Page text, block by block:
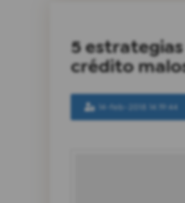
5
crédito
14-feb-2018 14:19:44